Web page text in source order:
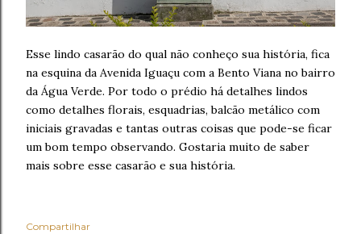
Esse lindo casarão do qual não conheço sua história, fica
na esquina da Avenida Iguaçu com a Bento Viana no bairro
da Água Verde. Por todo o prédio há detalhes lindos
como detalhes florais, esquadrias, balcão metálico com
iniciais gravadas e tantas outras coisas que pode-se ficar
um bom tempo observando. Gostaria muito de saber
mais sobre esse casarão e sua história.
Compartilhar